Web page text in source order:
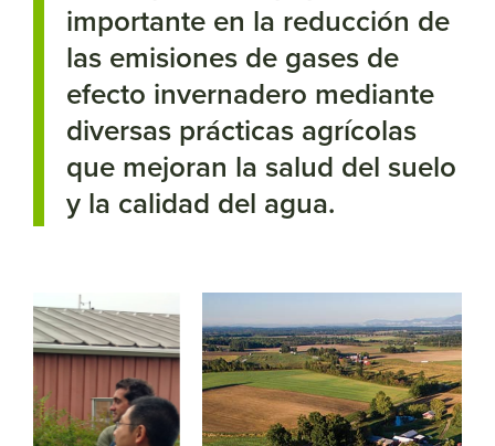
importante en la reducción de
las emisiones de gases de
efecto invernadero mediante
diversas prácticas agrícolas
que mejoran la salud del suelo
y la calidad del agua.